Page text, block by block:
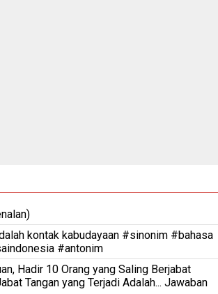
kontak kabudayaan #sinonim #bahasa
#antonim
Hadir 10 Orang yang Saling Berjabat
Tangan yang Terjadi Adalah... Jawaban